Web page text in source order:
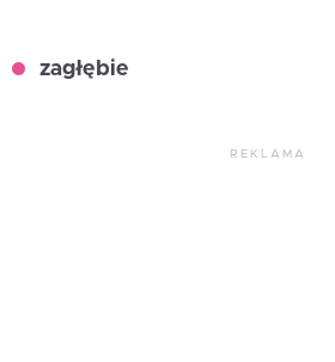
zagłębie
REKLAMA